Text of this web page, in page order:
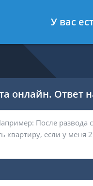
- Автоюрист, адвокат
онлайн. Ответ
У вас